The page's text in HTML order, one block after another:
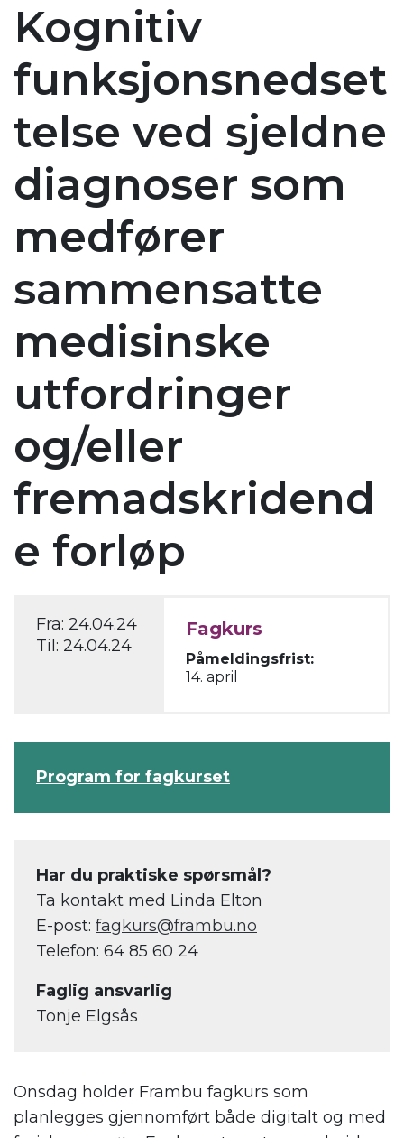
Kognitiv
funksjonsnedset
telse ved sjeldne
diagnoser som
medfører
sammensatte
medisinske
utfordringer
og/eller
fremadskridend
e forløp
Fra: 24.04.24
Til: 24.04.24
Fagkurs
Påmeldingsfrist:
14. april
Program for fagkurset
Har du praktiske spørsmål?
Ta kontakt med Linda Elton
E-post: fagkurs@frambu.no
Telefon: 64 85 60 24
Faglig ansvarlig
Tonje Elgsås
Onsdag holder Frambu fagkurs som
planlegges gjennomført både digitalt og med